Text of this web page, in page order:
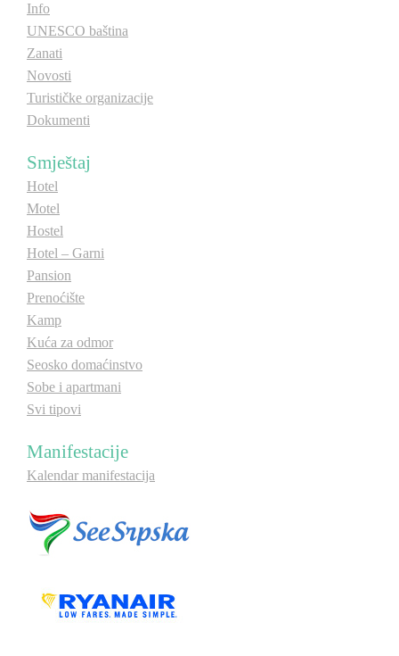
Info
UNESCO baština
Zanati
Novosti
Turističke organizacije
Dokumenti
Smještaj
Hotel
Motel
Hostel
Hotel – Garni
Pansion
Prenoćište
Kamp
Kuća za odmor
Seosko domaćinstvo
Sobe i apartmani
Svi tipovi
Manifestacije
Kalendar manifestacija